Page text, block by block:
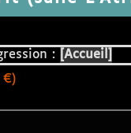
: Accueil
€)